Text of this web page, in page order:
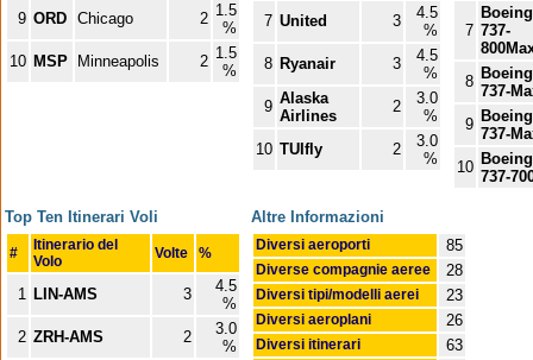
9 ORD Chicago 2 1.5
%
10 MSP Minneapolis 2 1.5
%
7 United 3
4.5
%
8 Ryanair 3
4.5
%
9 Alaska
Airlines
2
3.0
%
10 TUIfly 2
3.0
%
7
Boeing
737-
8 Boeing
737-
9 Boeing
737-
10 Boeing
737-
Top Ten Itinerari Voli
#
Itinerario del
Volo
Volte %
1 LIN-AMS 3
4.5
%
2 ZRH-AMS 2
3.0
%
Altre Informazioni
Diversi aeroporti 85
Diverse compagnie aeree 28
Diversi tipi/modelli aerei 23
Diversi aeroplani 26
Diversi itinerari 63